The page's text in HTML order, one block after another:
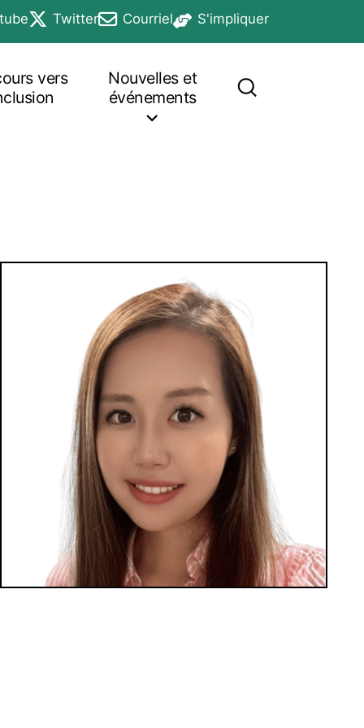
a new tabTwitter
opens in a new tab
Courriel
opens in a new tabS'impliquer
opens in a new tab
vers
Nouvelles et
événements